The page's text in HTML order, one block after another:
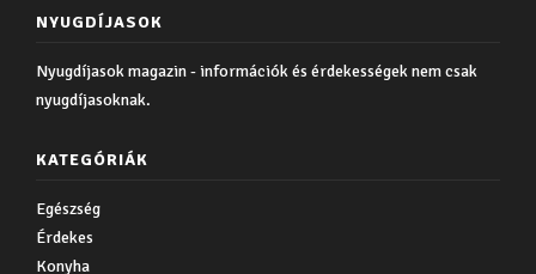
NYUGDÍJASOK
Nyugdíjasok magazin - információk és érdekességek nem csak
nyugdíjasoknak.
KATEGÓRIÁK
Egészség
Érdekes
Konyha